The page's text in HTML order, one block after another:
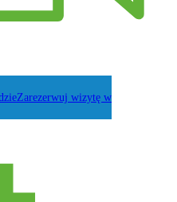
Zarezerwuj wizytę w